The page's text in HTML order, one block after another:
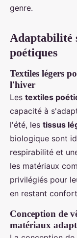
genre.
Adaptabilité
poétiques
Textiles légers
l'hiver
Les textiles
capacité à
l'été, les tissus
biologique sont
respirabilité et
les matériaux
privilégiés pour
en restant
Conception de
matériaux